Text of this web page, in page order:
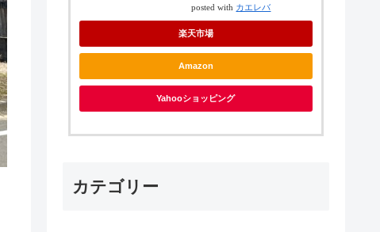
posted with カエレバ
楽天市場
Amazon
Yahooショッピング
カテゴリー